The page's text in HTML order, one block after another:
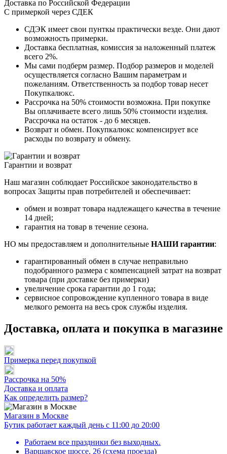
Доставка по Российской Федерации
С примеркой через СДЕК
СДЭК имеет свои пунткы практически везде. Они дают
возможность примерки.
Доставка бесплатная, комиссия за наложенный платеж
всего 2%.
Мы сами подберм размер. Подбор размеров и моделей
осуществляется согласно Вашим параметрам и
пожеланиям. Ответственность за подбор товар несет
Покупкалюкс.
Рассрочка на 50% стоимости возможна. При покупке
Вы оплачиваете всего лишь 50% стоимости изделия.
Рассрочка на остаток - до 6 месяцев.
Возврат и обмен. Покупкалюкс компенсирует все
расходы по возврату и обмену.
Гарантии и возврат
Наш магазин соблюдает Российское законодательство в
вопросах Защиты прав потребителей и обеспечивает:
обмен и возврат товара надлежащего качества в течение
14 дней;
гарантия на товар в течение сезона.
НО мы предоставляем и дополнительные НАШИ гарантии:
гарантированный обмен в случае неправильно
подобранного размера с компенсацией затрат на возврат
товара (при доставке без примерки)
увеличение срока гарантии до 1 года;
сервисное сопровождение купленного товара в виде
мелкого ремонта на весь срок службы изделия.
Доставка, оплата и покупка в магазине
Примерка перед покупкой
Рассрочка на 50%
Доставка и оплата
Как определить размер?
Магазин в Москве
Бутик работает каждый день с 11:00 до 20:00
Работаем все праздники без выходных.
Варшавское шоссе, 26 (схема проезда)